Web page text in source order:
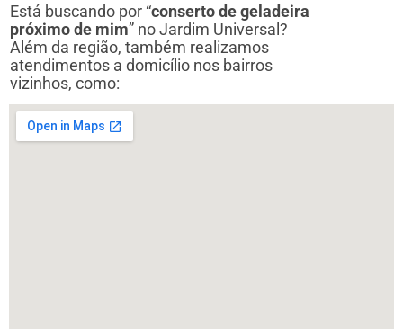
Está buscando por “conserto de geladeira
próximo de mim” no Jardim Universal?
Além da região, também realizamos
atendimentos a domicílio nos bairros
vizinhos, como: